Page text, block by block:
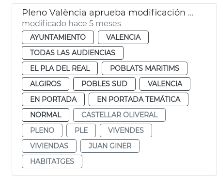
Pleno València aprueba modificación PGOU cambio uso parcelas Telefónica
modificado hace 5 meses
AYUNTAMIENTO
VALENCIA
TODAS LAS AUDIENCIAS
EL PLA DEL REAL
POBLATS MARITIMS
ALGIROS
POBLES SUD
VALENCIA
EN PORTADA
EN PORTADA TEMÁTICA
NORMAL
CASTELLAR OLIVERAL
PLENO
PLE
VIVENDES
VIVIENDAS
JUAN GINER
HABITATGES